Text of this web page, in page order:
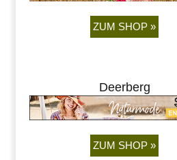
ZUM SHOP »
Deerberg
ZUM SHOP »